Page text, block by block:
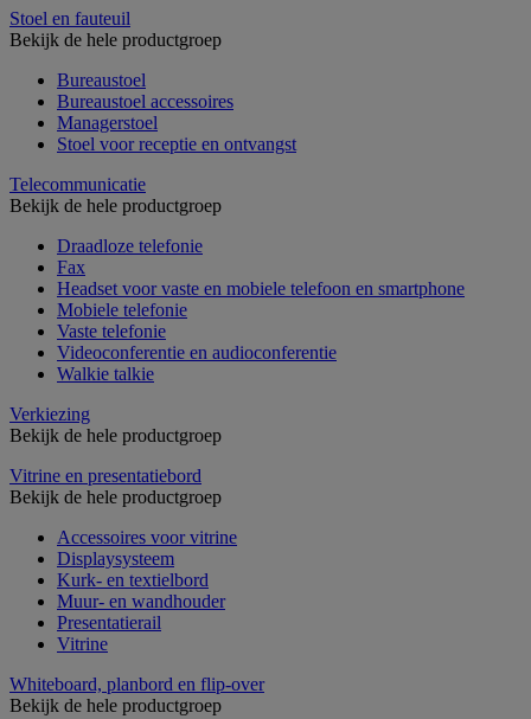
Stoel en fauteuil
Bekijk de hele productgroep
Bureaustoel
Bureaustoel accessoires
Managerstoel
Stoel voor receptie en ontvangst
Telecommunicatie
Bekijk de hele productgroep
Draadloze telefonie
Fax
Headset voor vaste en mobiele telefoon en smartphone
Mobiele telefonie
Vaste telefonie
Videoconferentie en audioconferentie
Walkie talkie
Verkiezing
Bekijk de hele productgroep
Vitrine en presentatiebord
Bekijk de hele productgroep
Accessoires voor vitrine
Displaysysteem
Kurk- en textielbord
Muur- en wandhouder
Presentatierail
Vitrine
Whiteboard, planbord en flip-over
Bekijk de hele productgroep